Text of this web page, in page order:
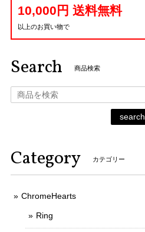
10,000円 送料無料
以上のお買い物で
Search 商品検索
search
Category カテゴリー
ChromeHearts
Ring